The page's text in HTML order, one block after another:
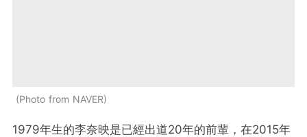
Photo from NAVER
1979年生的李奈映是已經出道20年的前輩，在2015年